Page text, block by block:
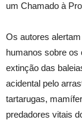
um Chamado à
Os autores
humanos sobre os
extinção das
acidental pelo
tartarugas,
predadores vitais